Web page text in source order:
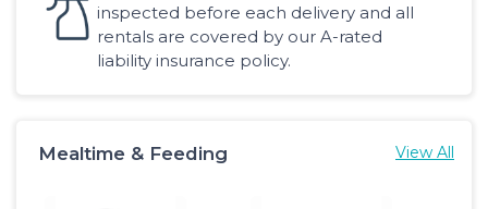
inspected before each delivery and all
rentals are covered by our A-rated
liability insurance policy.
Mealtime & Feeding View All